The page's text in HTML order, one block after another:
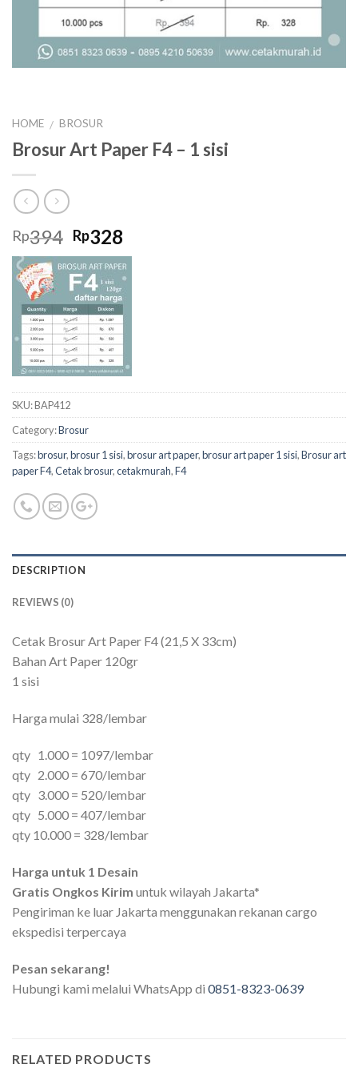
HOME / BROSUR
Brosur Art Paper F4 – 1 sisi
Rp394 Original
price
was:
Rp394.
Rp328
price
is:
SKU:BAP412
Category:Brosur
Tags:brosur,brosur 1 sisi,brosur art paper,brosur art paper 1 sisi,Brosur art
paper F4,Cetak brosur,cetakmurah,F4
DESCRIPTION
REVIEWS (0)
Cetak Brosur Art Paper F4 (21,5 X 33cm)
Bahan Art Paper 120gr
1 sisi
Harga mulai 328/lembar
qty 1.000 = 1097/lembar
qty 2.000 = 670/lembar
qty 3.000 = 520/lembar
qty 5.000 = 407/lembar
qty 10.000 = 328/lembar
Harga untuk 1 Desain
Gratis Ongkos Kirim untuk wilayah Jakarta*
Pengiriman ke luar Jakarta menggunakan rekanan cargo
ekspedisi terpercaya
Pesan sekarang!
Hubungi kami melalui WhatsApp di 0851-8323-0639
RELATED PRODUCTS